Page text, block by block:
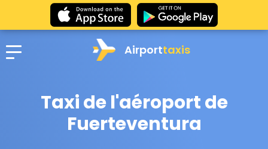
Airporttaxis
Taxi de l'aéroport de
Fuerteventura